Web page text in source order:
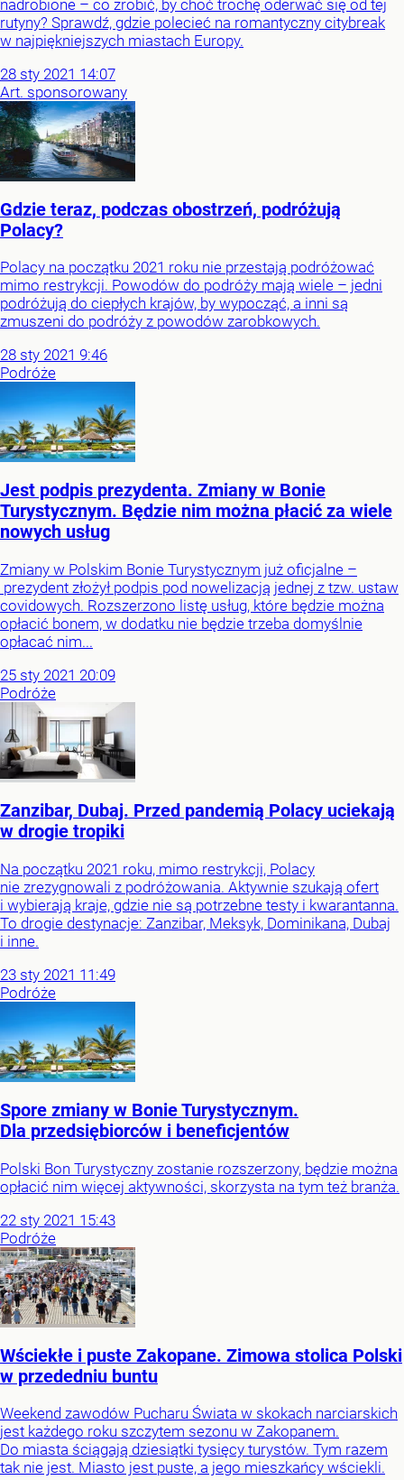
nadrobione – co zrobić, by choć trochę oderwać się od tej
rutyny? Sprawdź, gdzie polecieć na romantyczny citybreak
w najpiękniejszych miastach Europy.
28 sty 2021 14:07
Art. sponsorowany
Gdzie teraz, podczas obostrzeń, podróżują
Polacy?
Polacy na początku 2021 roku nie przestają podróżować
mimo restrykcji. Powodów do podróży mają wiele – jedni
podróżują do ciepłych krajów, by wypocząć, a inni są
zmuszeni do podróży z powodów zarobkowych.
28 sty 2021 9:46
Podróże
Jest podpis prezydenta. Zmiany w Bonie
Turystycznym. Będzie nim można płacić za wiele
nowych usług
Zmiany w Polskim Bonie Turystycznym już oficjalne –
prezydent złożył podpis pod nowelizacją jednej z tzw. ustaw
covidowych. Rozszerzono listę usług, które będzie można
opłacić bonem, w dodatku nie będzie trzeba domyślnie
opłacać nim...
25 sty 2021 20:09
Podróże
Zanzibar, Dubaj. Przed pandemią Polacy uciekają
w drogie tropiki
Na początku 2021 roku, mimo restrykcji, Polacy
nie zrezygnowali z podróżowania. Aktywnie szukają ofert
i wybierają kraje, gdzie nie są potrzebne testy i kwarantanna.
To drogie destynacje: Zanzibar, Meksyk, Dominikana, Dubaj
i inne.
23 sty 2021 11:49
Podróże
Spore zmiany w Bonie Turystycznym.
Dla przedsiębiorców i beneficjentów
Polski Bon Turystyczny zostanie rozszerzony, będzie można
opłacić nim więcej aktywności, skorzysta na tym też branża.
22 sty 2021 15:43
Podróże
Wściekłe i puste Zakopane. Zimowa stolica Polski
w przededniu buntu
Weekend zawodów Pucharu Świata w skokach narciarskich
jest każdego roku szczytem sezonu w Zakopanem.
Do miasta ściągają dziesiątki tysięcy turystów. Tym razem
tak nie jest. Miasto jest puste, a jego mieszkańcy wściekli.